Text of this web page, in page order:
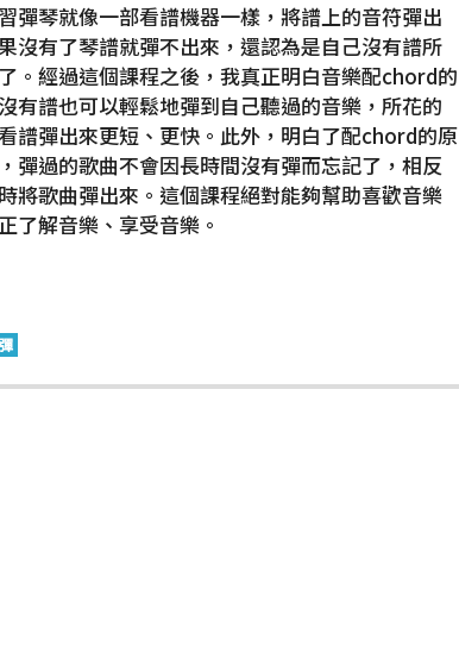
彈琴就像一部看譜機器一樣，將譜上的音符彈出
沒有了琴譜就彈不出來，還認為是自己沒有譜所
。經過這個課程之後，我真正明白音樂配chord的
有譜也可以輕鬆地彈到自己聽過的音樂，所花的
譜彈出來更短、更快。此外，明白了配chord的原
彈過的歌曲不會因長時間沒有彈而忘記了，相反
將歌曲彈出來。這個課程絕對能夠幫助喜歡音樂
了解音樂、享受音樂。